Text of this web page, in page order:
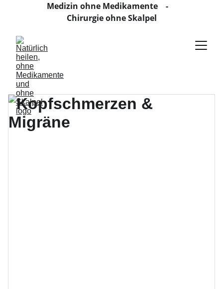
Medizin ohne Medikamente    -
Chirurgie ohne Skalpel